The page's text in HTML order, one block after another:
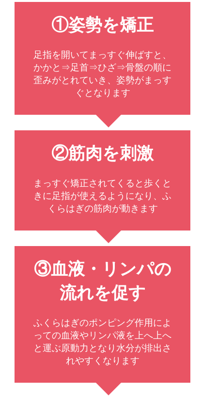
①姿勢を矯正
足指を開いてまっすぐ伸ばすと、
かかと⇒足首⇒ひざ⇒骨盤の順に
歪みがとれていき、姿勢がまっす
ぐとなります
②筋肉を刺激
まっすぐ矯正されてくると歩くと
きに足指が使えるようになり、ふ
くらはぎの筋肉が動きます
③血液・リンパの
流れを促す
ふくらはぎのポンピング作用によ
っての血液やリンパ液を上へ上へ
と運ぶ原動力となり水分が排出さ
れやすくなります